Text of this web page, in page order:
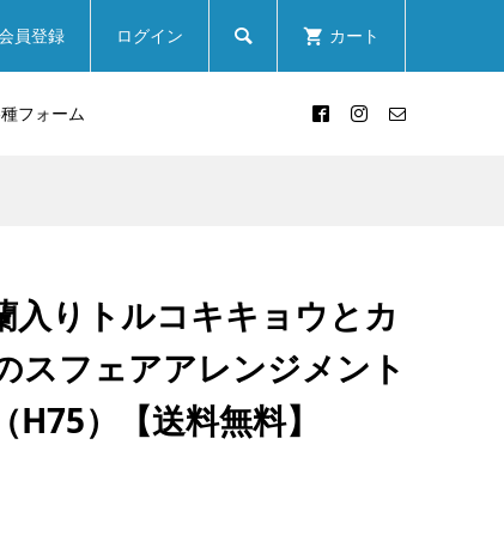
員登録 ログイン  カート
フォーム
入りトルコキキョウとカ
スフェアアレンジメント
H75）【送料無料】